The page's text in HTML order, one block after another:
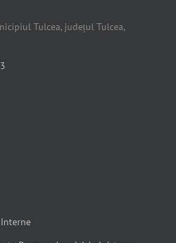
Tulcea, județul Tulcea,